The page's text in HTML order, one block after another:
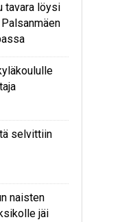
tavara löysi
selvittiin
naisten
jäi